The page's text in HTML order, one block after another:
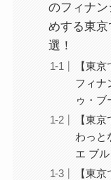
のフィナ
めする東
選！
【東
フィナ
ゥ・ブ
【東
わっと
エ ブ
【東